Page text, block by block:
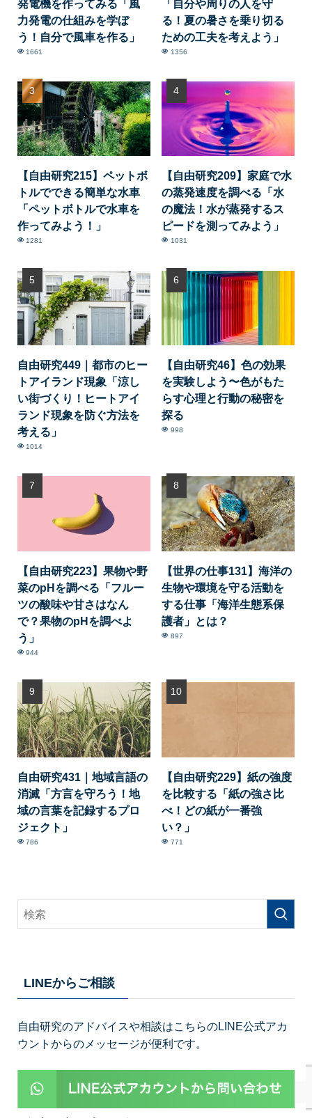
発電機を作ってみる「風
力発電の仕組みを学ぼ
う！自分で風車を作る」
1661
「自分や周りの人を守
る！夏の暑さを乗り切る
ための工夫を考えよう」
1356
【自由研究215】ペットボ
トルでできる簡単な水車
「ペットボトルで水車を
作ってみよう！」
1281
【自由研究209】家庭で水
の蒸発速度を調べる「水
の魔法！水が蒸発するス
ピードを測ってみよう」
1031
自由研究449｜都市のヒー
トアイランド現象「涼し
い街づくり！ヒートアイ
ランド現象を防ぐ方法を
考える」
1014
【自由研究46】色の効果
を実験しよう〜色がもた
らす心理と行動の秘密を
探る
998
【自由研究223】果物や野
菜のpHを調べる「フルー
ツの酸味や甘さはなん
で？果物のpHを調べよ
う」
944
【世界の仕事131】海洋の
生物や環境を守る活動を
する仕事「海洋生態系保
護者」とは？
897
自由研究431｜地域言語の
消滅「方言を守ろう！地
域の言葉を記録するプロ
ジェクト」
786
【自由研究229】紙の強度
を比較する「紙の強さ比
べ！どの紙が一番強
い？」
771
LINEからご相談
自由研究のアドバイスや相談はこちらのLINE公式アカ
ウントからのメッセージが便利です。